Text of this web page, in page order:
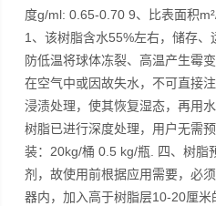
度g/ml: 0.65-0.70 9、比表面积
1、该树脂含水55%左右，储存、
防低温将球体冻裂、高温产生霉
在空气中或因故失水，不可直接
浸渍处理，使其恢复湿态，再用
树脂已进行深度处理，用户无需
装：20kg/桶 0.5 kg/瓶. 四、树脂
剂，故使用前根据应用需要，必
器内，加入高于树脂层10-20厘